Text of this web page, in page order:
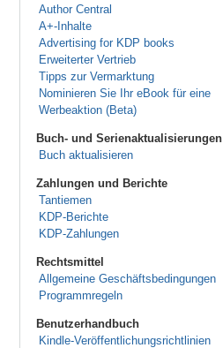
Author Central
A+-Inhalte
Advertising for KDP books
Erweiterter Vertrieb
Tipps zur Vermarktung
Nominieren Sie Ihr eBook für eine
Werbeaktion (Beta)
Buch- und Serienaktualisierungen
Buch aktualisieren
Zahlungen und Berichte
Tantiemen
KDP-Berichte
KDP-Zahlungen
Rechtsmittel
Allgemeine Geschäftsbedingungen
Programmregeln
Benutzerhandbuch
Kindle-Veröffentlichungsrichtlinien